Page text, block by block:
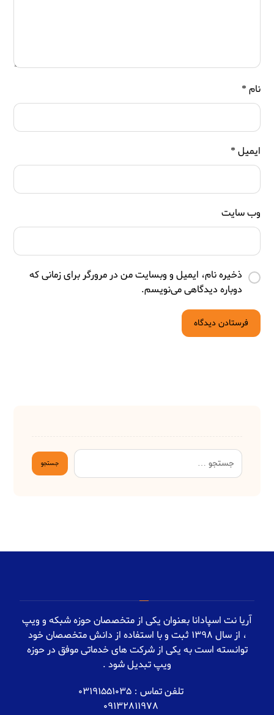
نام *
ایمیل *
وب‌ سایت
ذخیره نام، ایمیل و وبسایت من در مرورگر برای زمانی که
دوباره دیدگاهی می‌نویسم.
آریا نت اسپادانا بعنوان یکی از متخصصان حوزه شبکه و ویپ
، از سال 1398 ثبت و با استفاده از دانش متخصصان خود
توانسته است به یکی از شرکت های خدماتی موفق در حوزه
ویپ تبدیل شود .
تلفن تماس : 03191551035
09132811978